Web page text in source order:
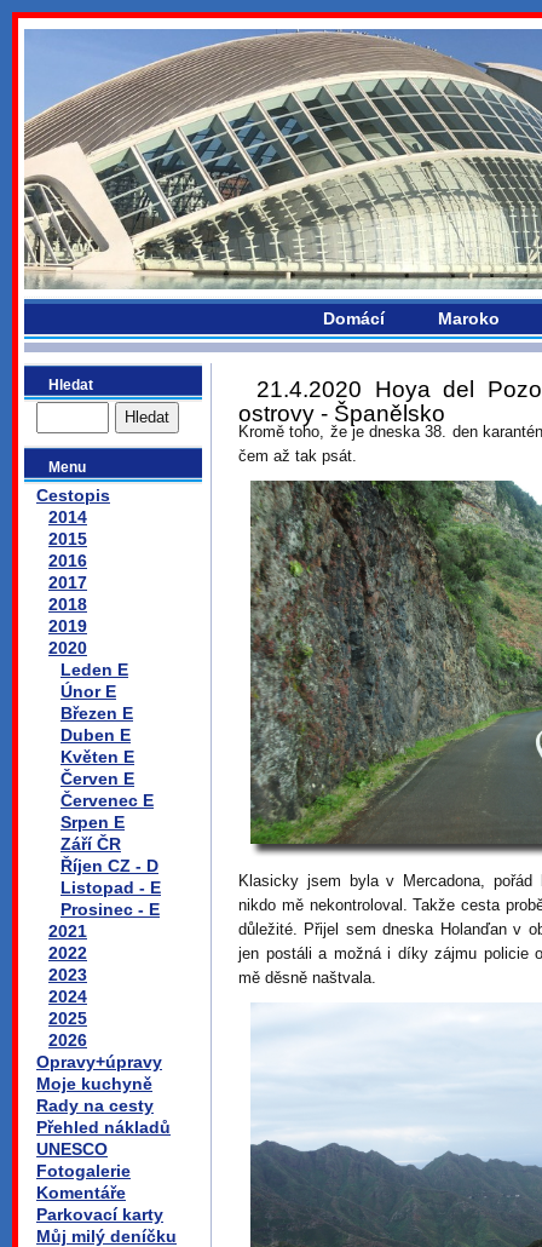
bydlikemevropou.com
Domácí Maroko
Hledat
Menu
Cestopis
2014
2015
2016
2017
2018
2019
2020
Leden E
Únor E
Březen E
Duben E
Květen E
Červen E
Červenec E
Srpen E
Září ČR
Říjen CZ - D
Listopad - E
Prosinec - E
2021
2022
2023
2024
2025
2026
Opravy+úpravy
Moje kuchyně
Rady na cesty
Přehled nákladů
UNESCO
Fotogalerie
Komentáře
Parkovací karty
Můj milý deníčku
21.4.2020 Hoya del
ostrovy - Španělsko
Kromě toho, že je dneska 38. den
čem až tak psát.
Klasicky jsem byla v Mercadona,
nikdo mě nekontroloval. Takže cesta
důležité. Přijel sem dneska Holanďan v
jen postáli a možná i díky zájmu policie
mě děsně naštvala.